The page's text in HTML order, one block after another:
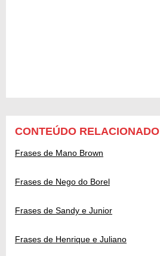
CONTEÚDO RELACIONADO
Frases de Mano Brown
Frases de Nego do Borel
Frases de Sandy e Junior
Frases de Henrique e Juliano